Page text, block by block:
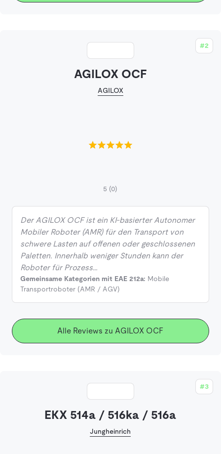
#2
AGILOX OCF
AGILOX
5 (0)
Der AGILOX OCF ist ein KI-basierter Autonomer
Mobiler Roboter (AMR) für den Transport von
schwere Lasten auf offenen oder geschlossenen
Paletten. Innerhalb weniger Stunden kann der
Roboter für Prozess…
Gemeinsame Kategorien mit EAE 212a: Mobile
Transportroboter (AMR / AGV)
Alle Reviews zu AGILOX OCF
#3
EKX 514a / 516ka / 516a
Jungheinrich